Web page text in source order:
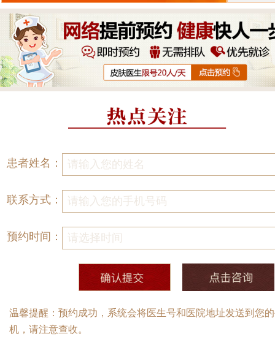
患者姓名：
联系方式：
预约时间：
温馨提醒：预约成功，系统会将医生号和医院地址发送到您
机，请注意查收。